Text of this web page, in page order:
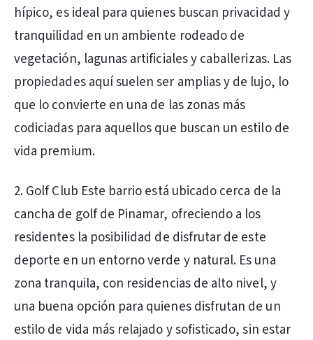
hípico, es ideal para quienes buscan privacidad y
tranquilidad en un ambiente rodeado de
vegetación, lagunas artificiales y caballerizas. Las
propiedades aquí suelen ser amplias y de lujo, lo
que lo convierte en una de las zonas más
codiciadas para aquellos que buscan un estilo de
vida premium.
2. Golf Club Este barrio está ubicado cerca de la
cancha de golf de Pinamar, ofreciendo a los
residentes la posibilidad de disfrutar de este
deporte en un entorno verde y natural. Es una
zona tranquila, con residencias de alto nivel, y
una buena opción para quienes disfrutan de un
estilo de vida más relajado y sofisticado, sin estar